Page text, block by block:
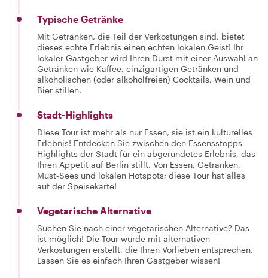
Typische Getränke
Mit Getränken, die Teil der Verkostungen sind, bietet
dieses echte Erlebnis einen echten lokalen Geist! Ihr
lokaler Gastgeber wird Ihren Durst mit einer Auswahl an
Getränken wie Kaffee, einzigartigen Getränken und
alkoholischen (oder alkoholfreien) Cocktails, Wein und
Bier stillen.
Stadt-Highlights
Diese Tour ist mehr als nur Essen, sie ist ein kulturelles
Erlebnis! Entdecken Sie zwischen den Essensstopps
Highlights der Stadt für ein abgerundetes Erlebnis, das
Ihren Appetit auf Berlin stillt. Von Essen, Getränken,
Must-Sees und lokalen Hotspots; diese Tour hat alles
auf der Speisekarte!
Vegetarische Alternative
Suchen Sie nach einer vegetarischen Alternative? Das
ist möglich! Die Tour wurde mit alternativen
Verkostungen erstellt, die Ihren Vorlieben entsprechen.
Lassen Sie es einfach Ihren Gastgeber wissen!